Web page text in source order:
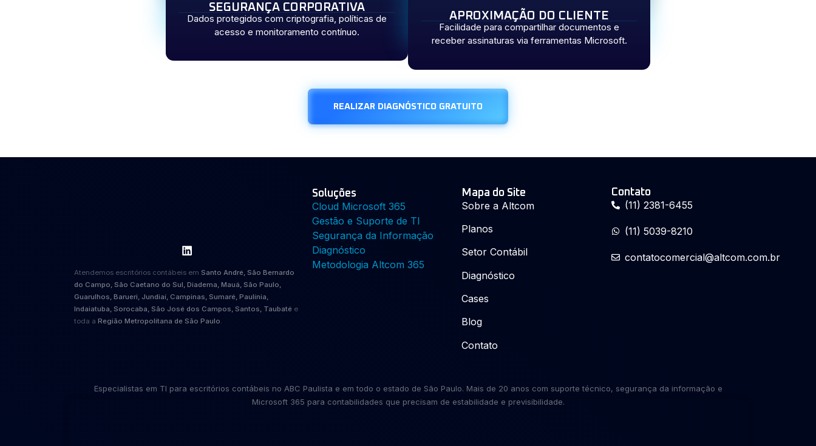
SEGURANÇA CORPORATIVA
Dados protegidos com criptografia, políticas de
acesso e monitoramento contínuo.
APROXIMAÇÃO DO CLIENTE
Facilidade para compartilhar documentos e
receber assinaturas via ferramentas Microsoft.
REALIZAR DIAGNÓSTICO GRATUITO
Atendemos escritórios contábeis em Santo André, São Bernardo
do Campo, São Caetano do Sul, Diadema, Mauá, São Paulo,
Guarulhos, Barueri, Jundiaí, Campinas, Sumaré, Paulínia,
Indaiatuba, Sorocaba, São José dos Campos, Santos, Taubaté e
toda a Região Metropolitana de São Paulo.
Soluções
Cloud Microsoft 365
Gestão e Suporte de TI
Segurança da Informação
Diagnóstico
Metodologia Altcom 365
Mapa do Site
Sobre a Altcom
Planos
Setor Contábil
Diagnóstico
Cases
Blog
Contato
Contato
(11) 2381-6455
(11) 5039-8210
contatocomercial@altcom.com.br
Especialistas em TI para escritórios contábeis no ABC Paulista e em todo o estado de São Paulo. Mais de 20 anos com suporte técnico, segurança da informação e
Microsoft 365 para contabilidades que precisam de estabilidade e previsibilidade.